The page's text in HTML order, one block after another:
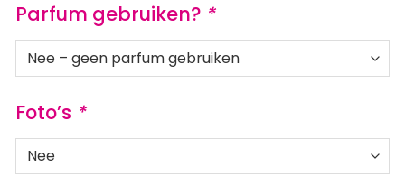
Parfum gebruiken? *
Foto’s *